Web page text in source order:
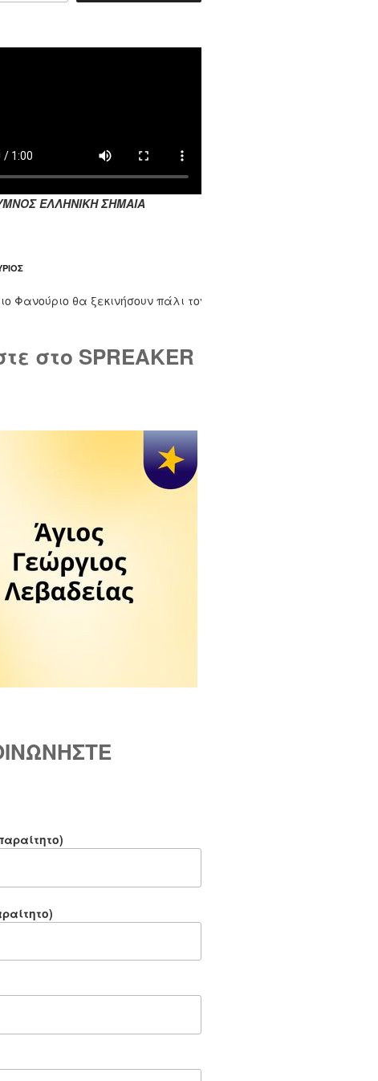
ΕΛΛΗΝΙΚΗ ΣΗΜΑΙΑ
θα ξεκινήσουν πάλι τον Σεπτέμβριο. Τους μήνες
στο SPREAKER